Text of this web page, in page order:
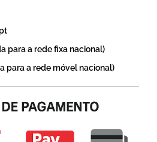
para a rede fixa nacional)
para a rede móvel nacional)